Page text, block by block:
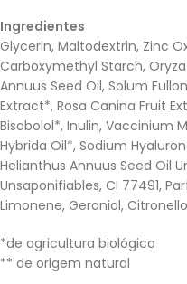
Ingredientes
Glycerin, Maltodextrin, Zinc
Carboxymethyl Starch,
Annuus Seed Oil, Solum
Extract*, Rosa Canina Fruit
Bisabolol*, Inulin, Vaccinium
Hybrida Oil*, Sodium
Helianthus Annuus Seed Oil
Unsaponifiables, CI 77491,
Limonene, Geraniol,
*de agricultura biológica
** de origem natural